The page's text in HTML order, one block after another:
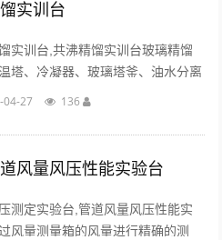
实训台
实训台,共沸精馏实训台玻璃精馏
塔、冷凝器、玻璃塔釜、油水分离
器、U型压力计、温度传感器、中
04-27 136
风量风压性能实验台
测定实验台,管道风量风压性能实
风量测量箱的风量进行精确的测